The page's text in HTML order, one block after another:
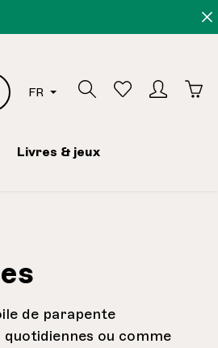
FR
Livres & jeux
de parapente
ou comme